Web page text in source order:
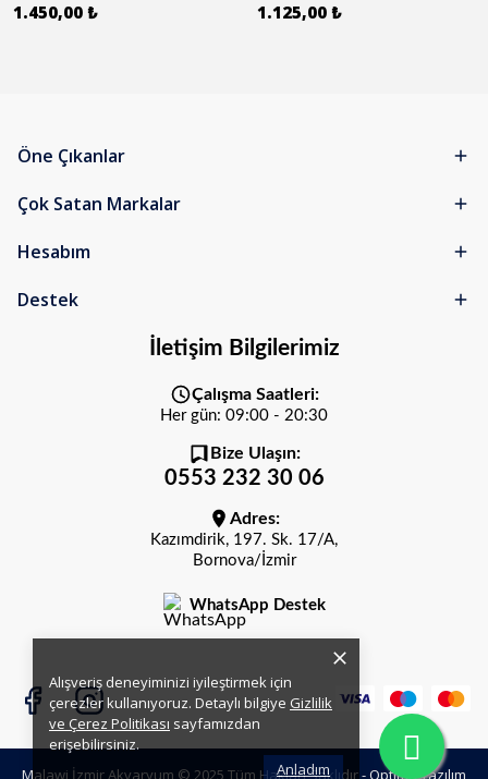
Alışveriş deneyiminizi iyileştirmek için
çerezler kullanıyoruz. Detaylı bilgiye Gizlilik
ve Çerez Politikası sayfamızdan
erişebilirsiniz.
Anladım
1.450,00 ₺ 1.125,00 ₺
Öne Çıkanlar
Çok Satan Markalar
Hesabım
Destek
İletişim Bilgilerimiz
Çalışma Saatleri:
Her gün: 09:00 - 20:30
Bize Ulaşın:
0553 232 30 06
Adres:
Kazımdirik, 197. Sk. 17/A,
Bornova/İzmir
WhatsApp Destek
Malawi İzmir Akvaryum © 2025 Tüm Hakları Saklıdır -Optima Yazılım